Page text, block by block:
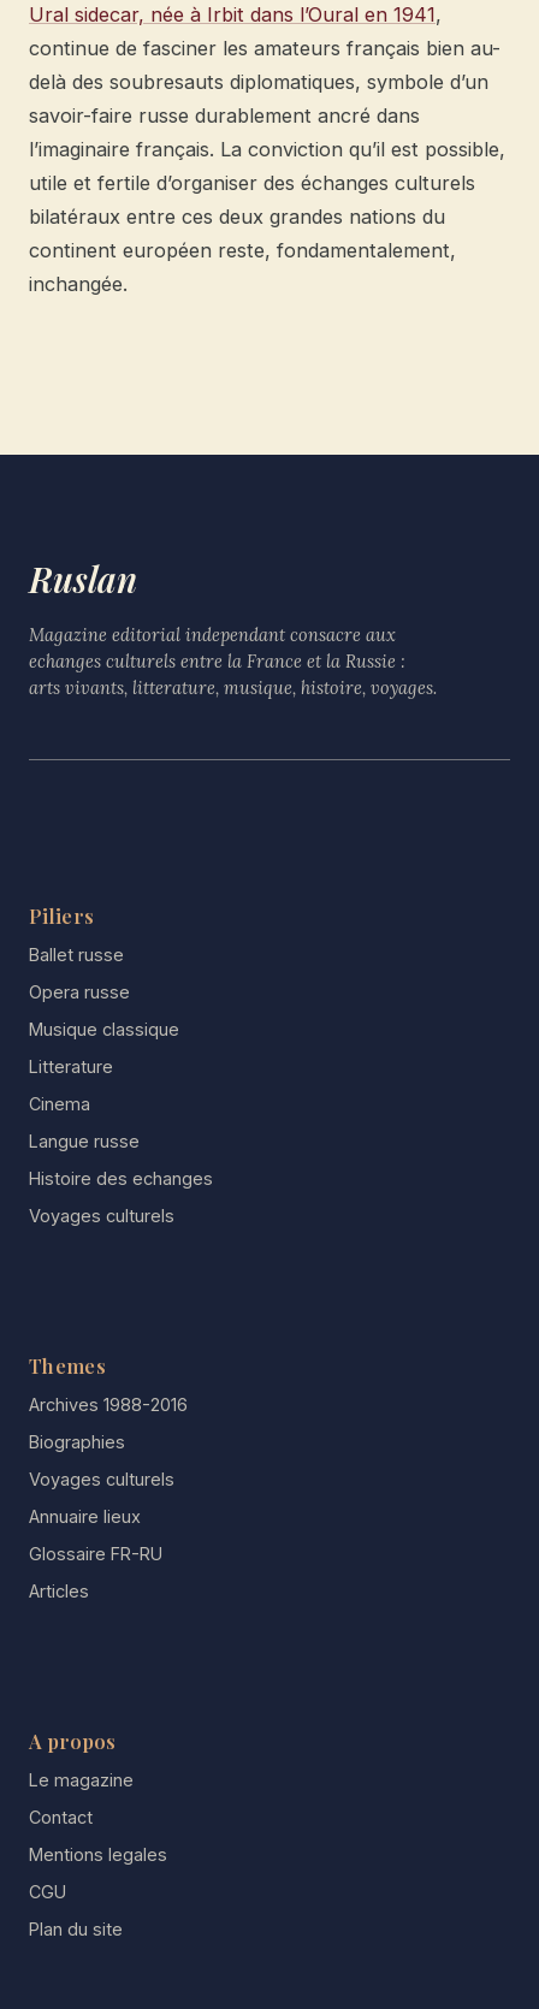
Ural sidecar, née à Irbit dans l’Oural en 1941,
continue de fasciner les amateurs français bien au-
delà des soubresauts diplomatiques, symbole d’un
savoir-faire russe durablement ancré dans
l’imaginaire français. La conviction qu’il est possible,
utile et fertile d’organiser des échanges culturels
bilatéraux entre ces deux grandes nations du
continent européen reste, fondamentalement,
inchangée.
Ruslan
Magazine editorial independant consacre aux
echanges culturels entre la France et la Russie :
arts vivants, litterature, musique, histoire, voyages.
Piliers
Ballet russe
Opera russe
Musique classique
Litterature
Cinema
Langue russe
Histoire des echanges
Voyages culturels
Themes
Archives 1988-2016
Biographies
Voyages culturels
Annuaire lieux
Glossaire FR-RU
Articles
A propos
Le magazine
Contact
Mentions legales
CGU
Plan du site